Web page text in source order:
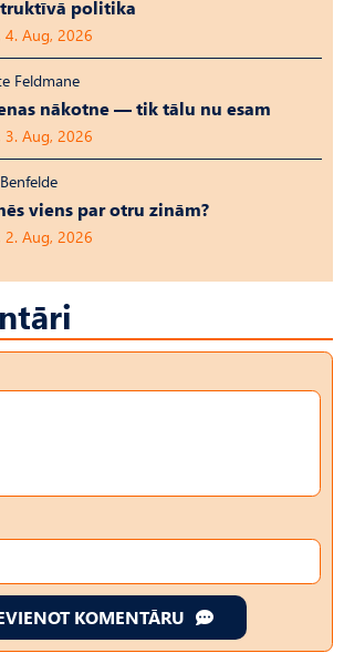
politika
4. Aug, 2026
Feldmane
nākotne — tik tālu nu esam
3. Aug, 2026
viens par otru zinām?
2. Aug, 2026
KOMENTĀRU